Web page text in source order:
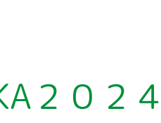
２０２